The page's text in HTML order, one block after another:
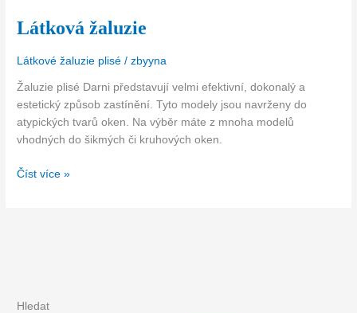
Látková žaluzie
Látkové žaluzie plisé /zbyyna
Žaluzie plisé Darni představují velmi efektivní, dokonalý a
estetický způsob zastínění. Tyto modely jsou navrženy do
atypických tvarů oken. Na výběr máte z mnoha modelů
vhodných do šikmých či kruhových oken.
Látková
Číst více »
Hledat